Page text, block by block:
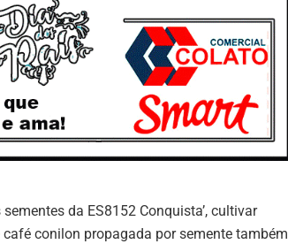
sementes da ES8152 Conquista’, cultivar
café conilon propagada por semente também